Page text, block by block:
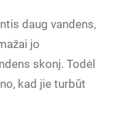
daug vandens,
jo
skonį. Todėl
kad jie turbūt